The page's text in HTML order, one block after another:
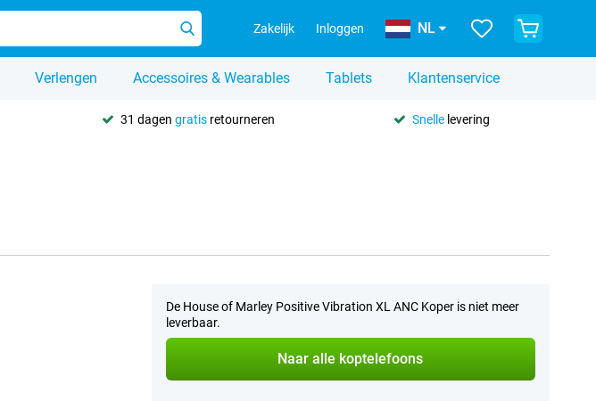
Zakelijk Inloggen NL
Verlengen Accessoires & Wearables Tablets Klantenservice
31 dagen gratisretourneren Snellelevering
De House of Marley Positive Vibration XL ANC Koper is niet meer
leverbaar.
Naar alle koptelefoons